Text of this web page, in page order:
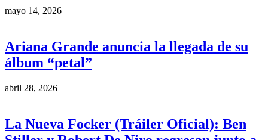
mayo 14, 2026
Ariana Grande anuncia la llegada de su
álbum “petal”
abril 28, 2026
La Nueva Focker (Tráiler Oficial): Ben